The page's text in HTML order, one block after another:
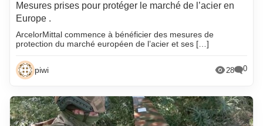
Mesures prises pour protéger le marché de l’acier en
Europe .
ArcelorMittal commence à bénéficier des mesures de
protection du marché européen de l’acier et ses […]
piwi 28 0